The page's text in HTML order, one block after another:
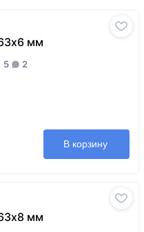
мм
5 2
В корзину
мм